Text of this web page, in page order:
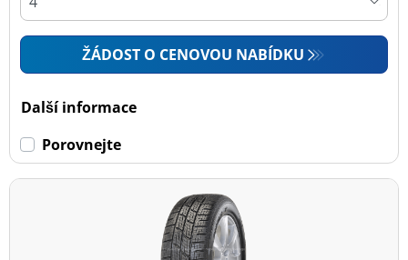
Zemědělská technika (0)
Dojezdové
Dojezdové (0)
Ne dojezdové (3)
ŽÁDOST O CENOVOU NABÍDKU
Další informace
Porovnejte